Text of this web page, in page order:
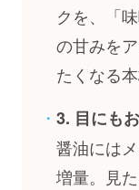
クを、「
の甘みを
たくなる
3. 目にも
醤油には
増量。見